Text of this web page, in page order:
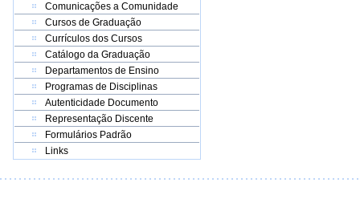
Comunicações a Comunidade
Cursos de Graduação
Currículos dos Cursos
Catálogo da Graduação
Departamentos de Ensino
Programas de Disciplinas
Autenticidade Documento
Representação Discente
Formulários Padrão
Links